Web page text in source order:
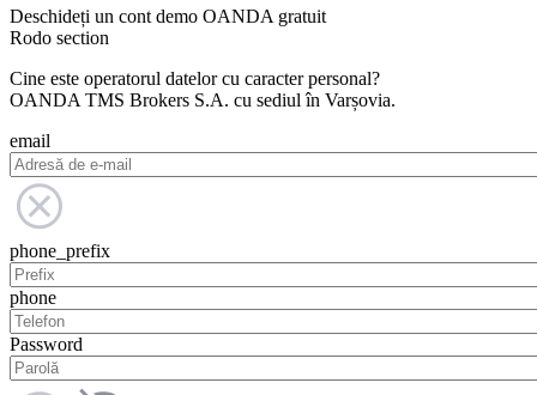
Deschideți un cont demo OANDA gratuit
Rodo section
Cine este operatorul datelor cu caracter personal?
OANDA TMS Brokers S.A. cu sediul în Varșovia.
email
phone_prefix
phone
Password